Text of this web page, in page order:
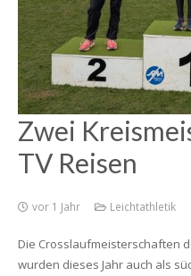
Zwei
TV Reisen
vor 1 Jahr Leichtathletik
Die Crosslaufmeisterschaften
wurden dieses Jahr auch als